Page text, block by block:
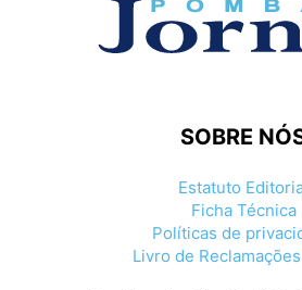
SOBRE
Estatuto
Ficha Técnica
Políticas de
Livro de